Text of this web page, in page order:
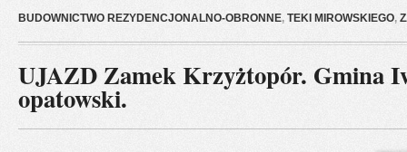
BUDOWNICTWO REZYDENCJONALNO-OBRONNE, TEKI MIROWSKIEGO,
UJAZD Zamek Krzyżtopór. Gmina
opatowski.